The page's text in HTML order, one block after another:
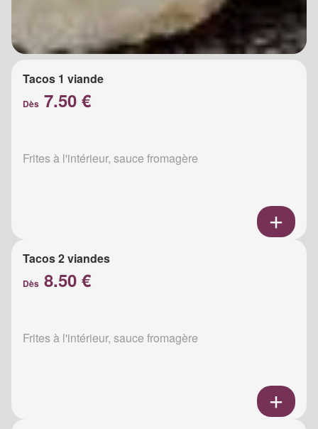
Tacos 1 viande
Dès 7.50 €
Frites à l'intérieur, sauce fromagère
Tacos 2 viandes
Dès 8.50 €
Frites à l'intérieur, sauce fromagère